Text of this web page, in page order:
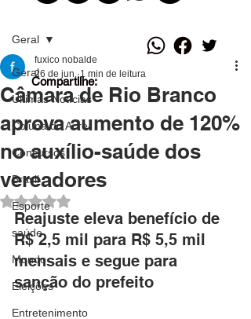
Geral
Últimas Notícias
Coluna do Acre
Concursos
Brasil
Esporte
saúde
Mundo
Eleições
Entretenimento
Geral
Câmara de Rio Branco
aprova aumento de 120%
no auxílio-saúde dos
vereadores
fuxico nobalde
26 de jun. 1 min de leitura
Avaliado com NaN de 5 estrelas.
Reajuste eleva benefício de
R$ 2,5 mil para R$ 5,5 mil
mensais e segue para
sanção do prefeito
Compartilhe: